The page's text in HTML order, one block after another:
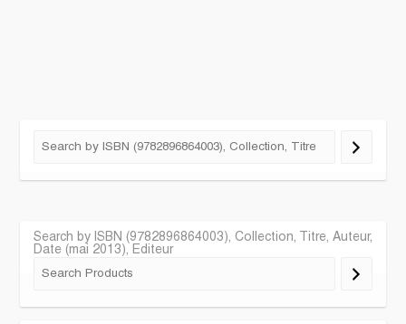
Search by ISBN (9782896864003), Collection, Titre, Auteur,
Date (mai 2013), Editeur